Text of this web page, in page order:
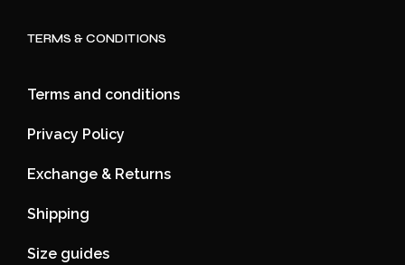
TERMS & CONDITIONS
Terms and conditions
Privacy Policy
Exchange & Returns
Shipping
Size guides